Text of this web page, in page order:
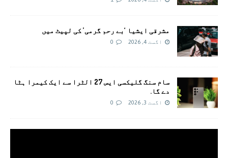
مشرقی ایشیا ‘بے رحم گرمی’ کی لپیٹ میں
اگست 4, 2026 0
سام سنگ گلیکسی ایس 27 الٹرا سے ایک کیمرا ہٹا
دے گا.
اگست 3, 2026 0